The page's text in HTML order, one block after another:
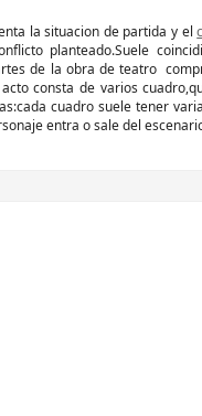
la situacion de partida y el
planteado.Suele
de la obra de teatro
consta de varios
cuadro suele tener
entra o sale del